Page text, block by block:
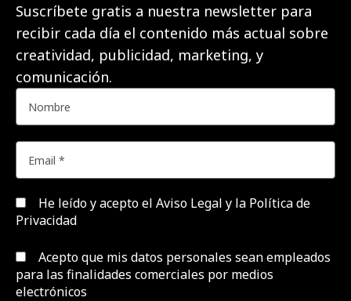
Suscríbete gratis a nuestra newsletter para
recibir cada día el contenido más actual sobre
creatividad, publicidad, marketing, y
comunicación.
He leído y acepto el Aviso Legal y la Política de
Privacidad
Acepto que mis datos personales sean empleados
para las finalidades comerciales por medios
electrónicos